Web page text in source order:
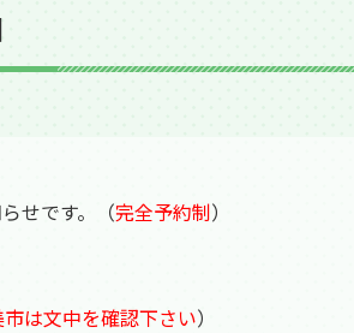
せです。（完全予約制）
は文中を確認下さい）